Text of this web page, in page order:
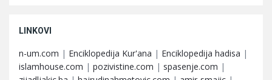
LINKOVI
n-um.com | Enciklopedija Kur'ana | Enciklopedija hadisa |
islamhouse.com | pozivistine.com | spasenje.com |